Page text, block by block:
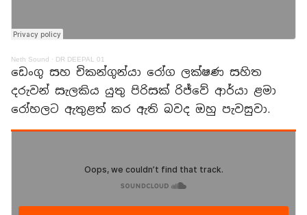
Neth Sound · DR DEEPAL 01
ඩෙංගු සහ චිකන්ගුන්යා රෝග ලක්ෂණ සහිත
දරුවන් සැලකිය යුතු පිරිසක් රිජ්වේ ආර්යා ළමා
රෝහලට ඇතුළත් කර ඇති බවද ඔහු පැවසුවා.